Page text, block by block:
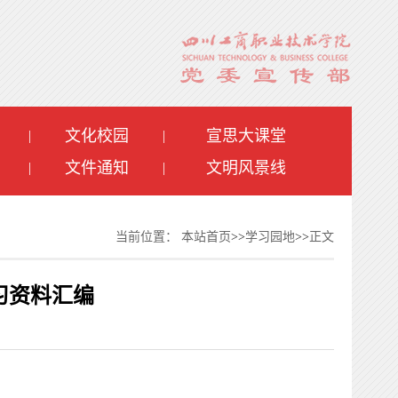
| 文化校园 | 宣思大课堂
| 文件通知 | 文明风景线
当前位置： 本站首页>>学习园地>> 正文
资料汇编